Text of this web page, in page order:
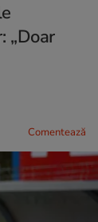
„Doar
Comentează